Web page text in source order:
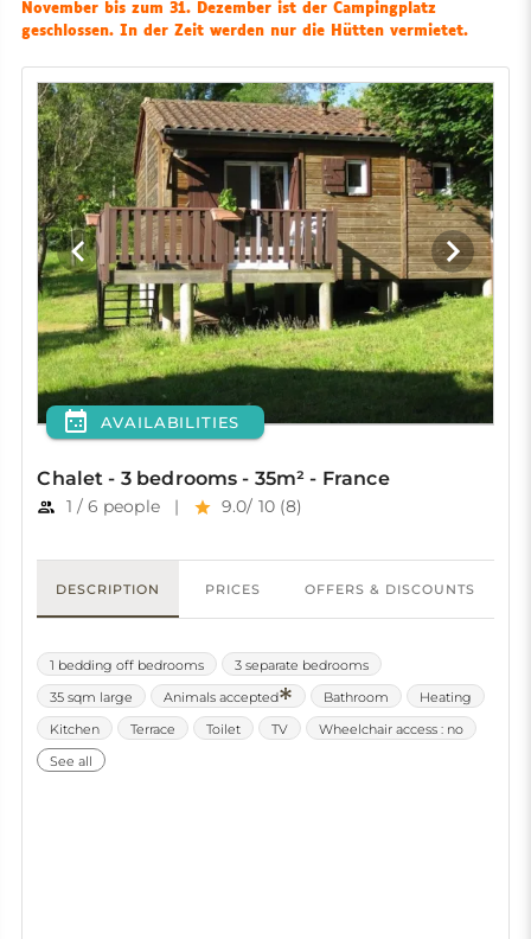
November bis zum 31. Dezember ist der Campingplatz
geschlossen. In der Zeit werden nur die Hütten vermietet.